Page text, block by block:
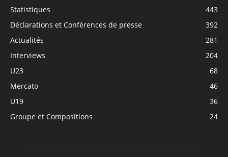
Statistiques
443
Déclarations et Conférences de presse
392
Actualités
281
Interviews
204
U23
68
Mercato
46
U19
36
Groupe et Compositions
24